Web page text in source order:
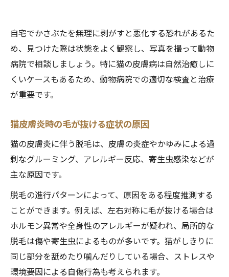
自宅でかさぶたを無理に剥がすと悪化する恐れがあるた
め、見つけた際は状態をよく観察し、写真を撮って動物
病院で相談しましょう。特に猫の皮膚病は自然治癒しに
くいケースもあるため、動物病院での適切な検査と治療
が重要です。
猫皮膚炎時の毛が抜ける症状の原因
猫の皮膚炎に伴う脱毛は、皮膚の炎症やかゆみによる過
剰なグルーミング、アレルギー反応、寄生虫感染などが
主な原因です。
脱毛の進行パターンによって、原因をある程度推測する
ことができます。例えば、左右対称に毛が抜ける場合は
ホルモン異常や全身性のアレルギーが疑われ、局所的な
脱毛は傷や寄生虫によるものが多いです。猫がしきりに
同じ部分を舐めたり噛んだりしている場合、ストレスや
環境要因による自傷行為も考えられます。